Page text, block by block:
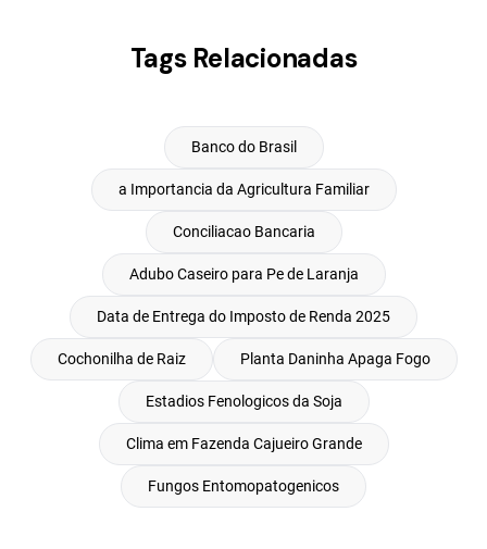
Tags Relacionadas
Banco do Brasil
a Importancia da Agricultura Familiar
Conciliacao Bancaria
Adubo Caseiro para Pe de Laranja
Data de Entrega do Imposto de Renda 2025
Cochonilha de Raiz Planta Daninha Apaga Fogo
Estadios Fenologicos da Soja
Clima em Fazenda Cajueiro Grande
Fungos Entomopatogenicos